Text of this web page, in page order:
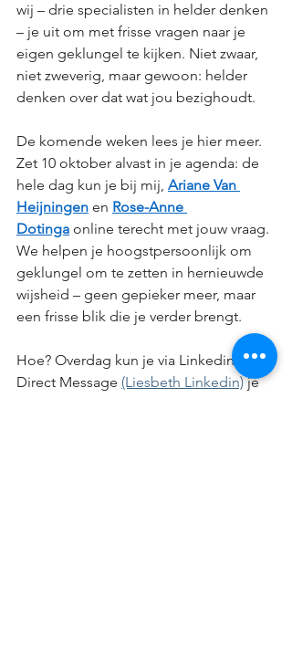
wij – drie specialisten in helder denken
– je uit om met frisse vragen naar je
eigen geklungel te kijken. Niet zwaar,
niet zweverig, maar gewoon: helder
denken over dat wat jou bezighoudt.
De komende weken lees je hier meer.
Zet 10 oktober alvast in je agenda: de
hele dag kun je bij mij, Ariane Van
Heijningen en Rose-Anne
Dotinga online terecht met jouw vraag.
We helpen je hoogstpersoonlijk om
geklungel om te zetten in hernieuwde
wijsheid – geen gepieker meer, maar
een frisse blik die je verder brengt.
Hoe? Overdag kun je via Linkedin
Direct Message (Liesbeth Linkedin) je